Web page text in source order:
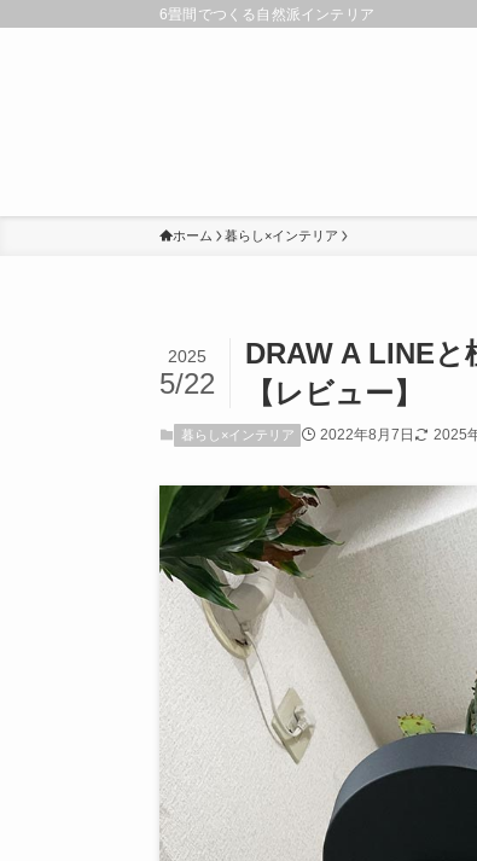
6畳間でつくる自然派インテリア
ホーム 暮らし×インテリア
DRAW A LINE
【レビュー】
2025
5/22
暮らし×インテリア 2022年8月7日 2025